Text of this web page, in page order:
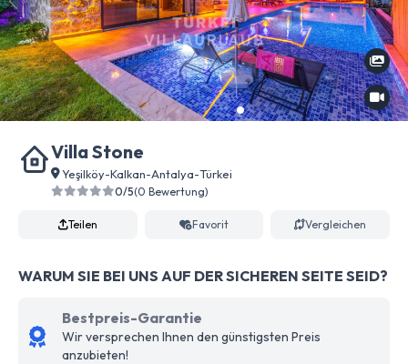
Villa Stone
Yeşilköy-Kalkan-Antalya-Türkei
0/5(0 Bewertung)
Teilen Favorit Vergleichen
WARUM SIE BEI UNS AUF DER SICHEREN SEITE SEID?
Bestpreis-Garantie
Wir versprechen Ihnen den günstigsten Preis
anzubieten!